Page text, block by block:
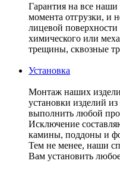
Гарантия на все наши
момента отгрузки, и
лицевой поверхности
химического или
трещины, сквозные
Установка
Монтаж наших
установки изделий
выполнить любой
Исключение
камины, поддоны и
Тем не менее, наши
Вам установить